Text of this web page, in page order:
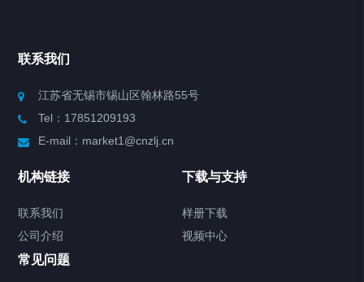
制冷加热动态控温系统
Chiller直冷控温机组
联系我们
江苏省无锡市锡山区翰林路55号
Tel：17851209193
E-mail：market1@cnzlj.cn
机构链接
联系我们
公司介绍
下载与支持
样册下载
视频中心
常见问题